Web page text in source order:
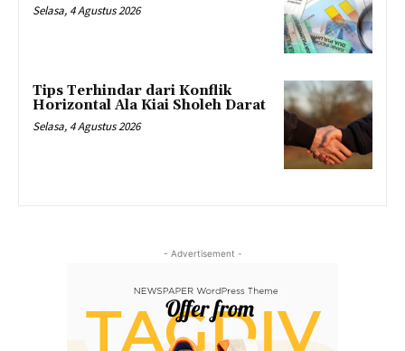
Selasa, 4 Agustus 2026
Tips Terhindar dari Konflik
Horizontal Ala Kiai Sholeh Darat
Selasa, 4 Agustus 2026
- Advertisement -